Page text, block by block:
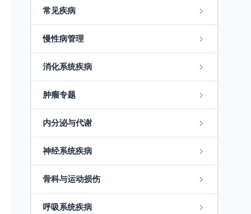
常见疾病
慢性病管理
消化系统疾病
肿瘤专题
内分泌与代谢
神经系统疾病
骨科与运动损伤
呼吸系统疾病